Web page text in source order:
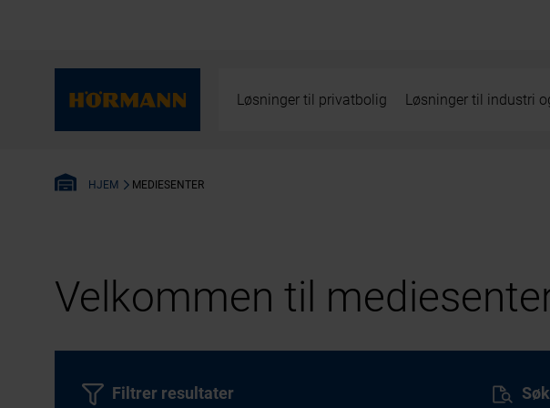
Løsninger til privatbolig Løsninger til industri
HJEM MEDIESENTER
Velkommen til
Filtrer resultater